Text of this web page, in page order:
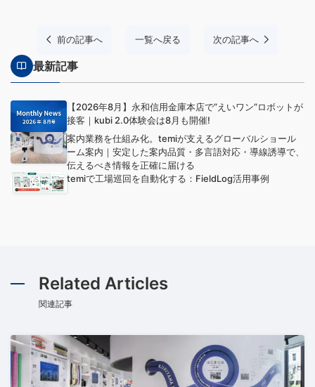
前の記事へ 一覧へ戻る 次の記事へ
最新記事
【2026年8月】永和信用金庫本店で”えいワン”ロボットが
接客｜kubi 2.0体験会は8月も開催!
案内業務を仕組み化。temiが支えるグローバルショール
ーム案内｜安定した案内品質・多言語対応・導線誘導で、
伝えるべき情報を正確に届ける
temiで工場巡回を自動化する：FieldLog活用事例
Related Articles
関連記事